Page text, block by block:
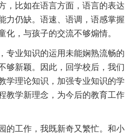
，比如在语言方面，语言的表达
力仍缺。语速、语调，语感掌握
化，与孩子的交流不够煽情。
专业知识的运用未能娴熟流畅的
够新颖。因此，回学校后，我们
学理论知识，加强专业知识的学
教学新理念，为今后的教育工作
的工作，我既新奇又繁忙。和小